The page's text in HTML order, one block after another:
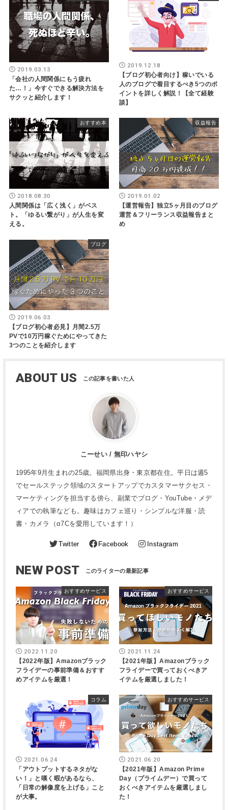
2019.03.13
「会社の人間関係にもう疲れ
た…！」今すぐできる解決方法を
サクッと紹介します！
2019.12.18
【ブログ初心者向け】稼いでいる
人のブログで着目するべき5つのポ
イントを詳しく解説！【全て経験
談】
おすすめ本
2018.08.30
人間関係は「広く浅く」がベス
ト。「ゆるい繋がり」が人生を変
える。
収益報告
2019.01.02
【運営報告】独立5ヶ月目のブログ
運営＆フリーランス収益報告まと
め
ブログ
2019.06.03
【ブログ初心者必見】月間2.5万
PVで10万円稼ぐためにやってきた
3つのことを紹介します
ABOUT US
こーせい / 無印ハヤシ
1995年9月生まれの25歳。福岡県出身・東京都在住。平日は週5
でセールステック領域のスタートアップでカスタマーサクセス・
マーケティングを担当する傍ら、副業でブログ・YouTube・メデ
ィアでの執筆なども。趣味はカフェ巡り・シンプルな洋服・読
書・カメラ（α7Cを愛用しています！）
Twitter Facebook Instagram
NEW POST
おすすめサービス
2022.11.20
【2022年版】Amazonブラック
フライデーの事前準備＆おすす
めアイテムを厳選！
おすすめサービス
2021.11.24
【2021年版】Amazonブラック
フライデーで買っておくべきア
イテムを厳選しました！
コラム
2021.06.24
「アウトプットするネタがな
い！」と嘆く暇があるなら、
「日常の解像度を上げる」こと
が大事。
おすすめサービス
2021.06.20
【2021年版】Amazon Prime
Day（プライムデー）で買って
おくべきアイテムを厳選しまし
た！